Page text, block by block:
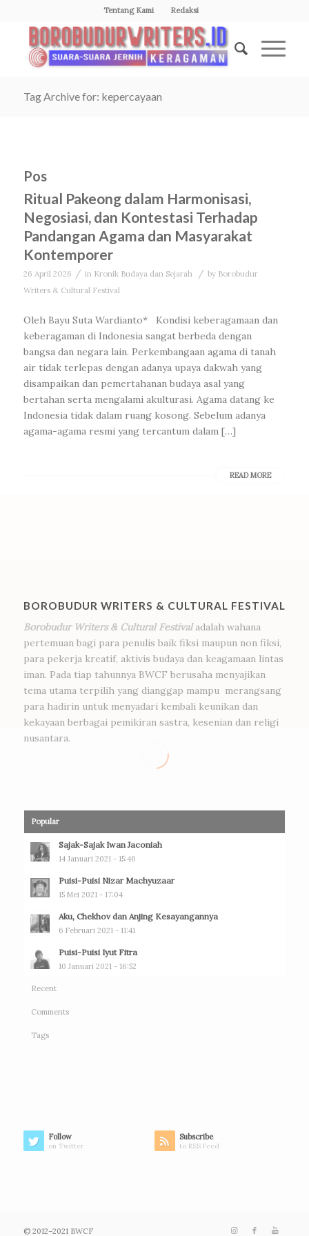
Tentang Kami Redaksi
Tag Archive for: kepercayaan
Pos
Ritual Pakeong dalam Harmonisasi,
Negosiasi, dan Kontestasi Terhadap
Pandangan Agama dan Masyarakat
Kontemporer
26 April 2026 / in Kronik Budaya dan Sejarah / by Borobudur
Writers & Cultural Festival
Oleh Bayu Suta Wardianto* Kondisi keberagamaan dan
keberagaman di Indonesia sangat berbeda dengan
bangsa dan negara lain. Perkembangaan agama di tanah
air tidak terlepas dengan adanya upaya dakwah yang
disampaikan dan pemertahanan budaya asal yang
bertahan serta mengalami akulturasi. Agama datang ke
Indonesia tidak dalam ruang kosong. Sebelum adanya
agama-agama resmi yang tercantum dalam […]
READ MORE
BOROBUDUR WRITERS & CULTURAL FESTIVAL
Borobudur Writers & Cultural Festivaladalah wahana
pertemuan bagi para penulis baik fiksi maupun non fiksi,
para pekerja kreatif, aktivis budaya dan keagamaan lintas
iman. Pada tiap tahunnya BWCF berusaha menyajikan
tema utama terpilih yang dianggap mampu merangsang
para hadirin untuk menyadari kembali keunikan dan
kekayaan berbagai pemikiran sastra, kesenian dan religi
nusantara.
Popular
Sajak-Sajak Iwan Jaconiah
14 Januari 2021 - 15:46
Puisi-Puisi Nizar Machyuzaar
15 Mei 2021 - 17:04
Aku, Chekhov dan Anjing Kesayangannya
6 Februari 2021 - 11:41
Puisi-Puisi Iyut Fitra
10 Januari 2021 - 16:52
Recent
Comments
Tags
Follow
on Twitter
Subscribe
to RSS Feed
© 2012–2021 BWCF